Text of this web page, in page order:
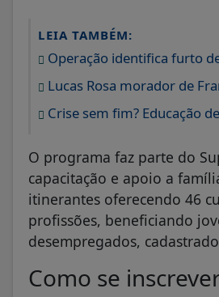
LEIA TAMBÉM:
Operação identifica furto
Lucas Rosa morador de
Crise sem fim? Educação
O programa faz parte do
capacitação e apoio a
itinerantes oferecendo 46
profissões, beneficiando
desempregados,
Como se